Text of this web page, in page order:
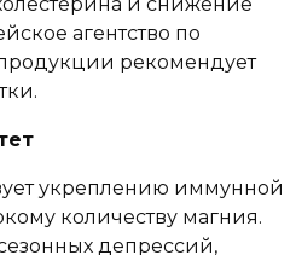
агентство по
рекомендует
укреплению иммунной
количеству магния.
депрессий,